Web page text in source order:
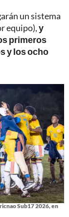
un sistema
equipo),y
primeros
y los ocho
Sub17 2026, en